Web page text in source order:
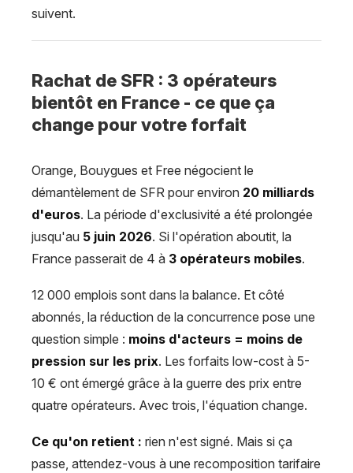
suivent.
Rachat de SFR : 3 opérateurs
bientôt en France - ce que ça
change pour votre forfait
Orange, Bouygues et Free négocient le
démantèlement de SFR pour environ 20 milliards
d'euros. La période d'exclusivité a été prolongée
jusqu'au 5 juin 2026. Si l'opération aboutit, la
France passerait de 4 à 3 opérateurs mobiles.
12 000 emplois sont dans la balance. Et côté
abonnés, la réduction de la concurrence pose une
question simple : moins d'acteurs = moins de
pression sur les prix. Les forfaits low-cost à 5-
10 € ont émergé grâce à la guerre des prix entre
quatre opérateurs. Avec trois, l'équation change.
Ce qu'on retient : rien n'est signé. Mais si ça
passe, attendez-vous à une recomposition tarifaire